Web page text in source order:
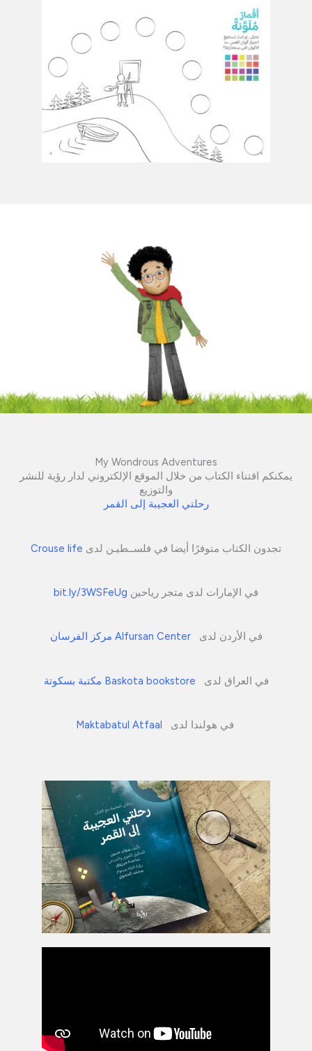
My Wondrous Adventures
يمكنكم اقتناء الكتاب من خلال الموقع الإلكتروني لدار رؤية للنشر
والتوزيع
رحلتي العجيبة إلى القمر
تجدون الكتاب متوفرًا أيضا في فلســطيـن لدى Crouse life
في الإمارات لدى متجر رياحين bit.ly/3WSFeUg
في الأردن لدى Alfursan Center مركز الفرسان
في العراق لدى Baskota bookstore مكتبة بسكوتة
في هولندا لدى Maktabatul Atfaal